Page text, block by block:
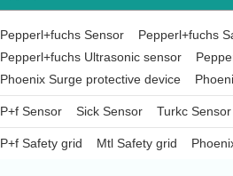
Pepperl+fuchs Sensor
Pepperl+fuchs
Pepperl+fuchs Ultrasonic sensor
Phoenix Surge protective device
P+f Sensor Sick Sensor Turkc Sensor
P+f Safety grid Mtl Safety grid